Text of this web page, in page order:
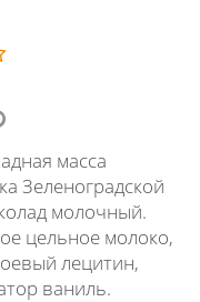
масса
Зеленоградской
молочный.
цельное молоко,
лецитин,
ваниль.